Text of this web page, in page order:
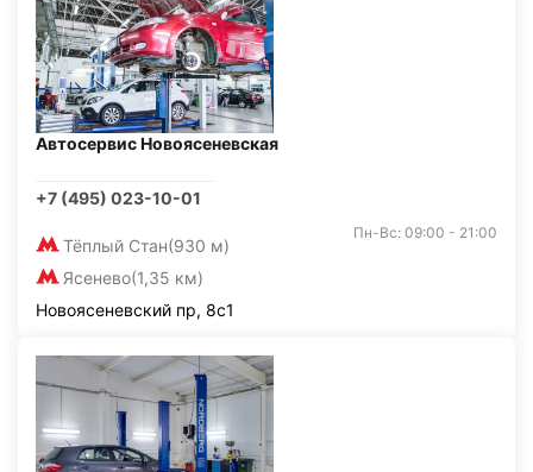
Автосервис Новоясеневская
+7 (495) 023-10-01
Тёплый Стан(930 м)
Ясенево(1,35 км)
Пн-Вс: 09:00 - 21:00
Новоясеневский пр, 8с1